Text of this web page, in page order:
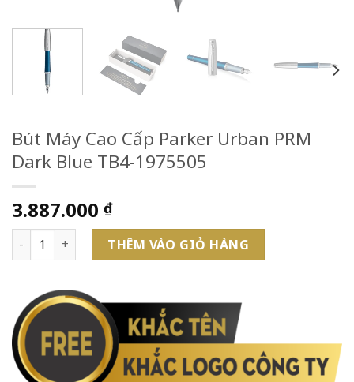
Bút Máy Cao Cấp Parker Urban PRM
Dark Blue TB4-1975505
3.887.000 ₫
Bút Máy Cao Cấp Parker Urban PRM Dark Blue TB4-1975505
THÊM VÀO GIỎ HÀNG